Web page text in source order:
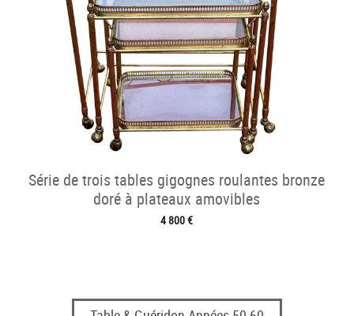
Série de trois tables gigognes roulantes bronze
doré à plateaux amovibles
4 800 €